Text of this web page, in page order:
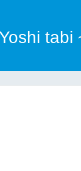
tabi